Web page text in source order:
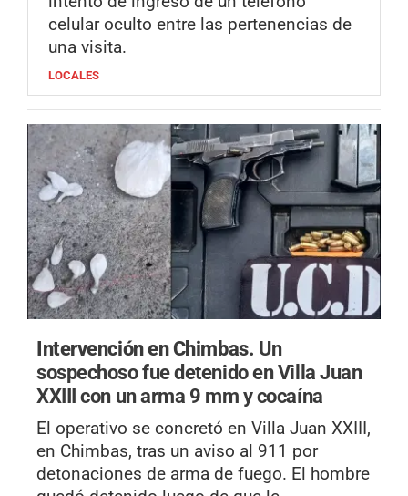
celular oculto entre las pertenencias de
una visita.
LOCALES
Intervención en Chimbas. Un
sospechoso fue detenido en Villa Juan
XXIII con un arma 9 mm y cocaína
El operativo se concretó en Villa Juan XXIII,
en Chimbas, tras un aviso al 911 por
detonaciones de arma de fuego. El hombre